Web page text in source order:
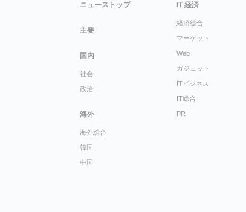
ニューストップ
主要
国内
社会
政治
海外
海外総合
韓国
中国
IT 経済
経済総合
マーケット
Web
ガジェット
ITビジネス
IT総合
PR